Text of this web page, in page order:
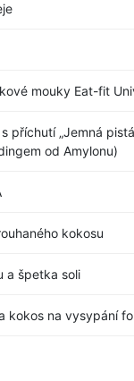
mouky Eat-fit
příchutí „Jemná
od Amylonu)
kokosu
a špetka soli
kokos na vysypání